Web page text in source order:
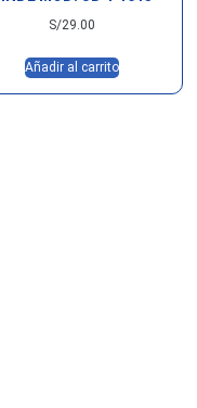
S/29.00
Añadir al carrito